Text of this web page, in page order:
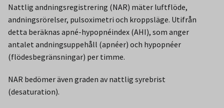
Nattlig andningsregistrering (NAR) mäter luftflöde,
andningsrörelser, pulsoximetri och kroppsläge. Utifrån
detta beräknas apné-hypopnéindex (AHI), som anger
antalet andningsuppehåll (apnéer) och hypopnéer
(flödesbegränsningar) per timme.
NAR bedömer även graden av nattlig syrebrist
(desaturation).